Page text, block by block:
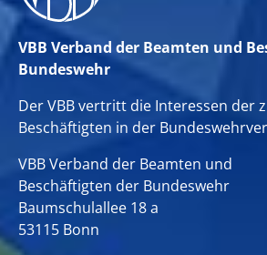
VBB Verband der Beamten und
Bundeswehr
Der VBB vertritt die Interessen der
Beschäftigten in der
VBB Verband der Beamten und
Beschäftigten der Bundeswehr
Baumschulallee 18 a
53115 Bonn